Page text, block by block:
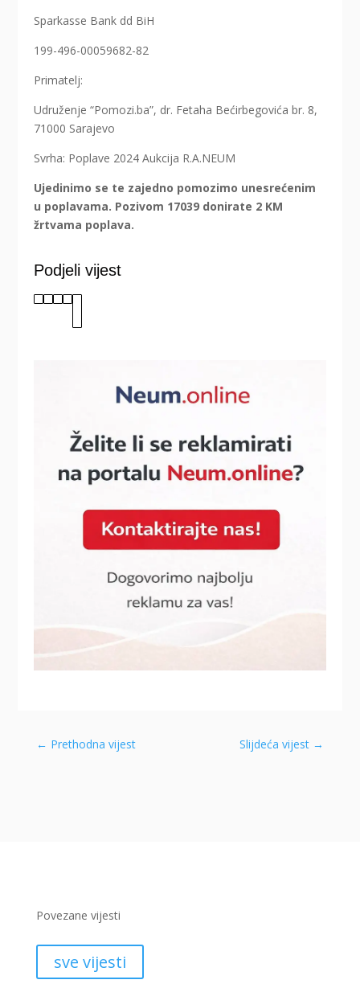
Sparkasse Bank dd BiH
199-496-00059682-82
Primatelj:
Udruženje “Pomozi.ba”, dr. Fetaha Bećirbegovića br. 8,
71000 Sarajevo
Svrha: Poplave 2024 Aukcija R.A.NEUM
Ujedinimo se te zajedno pomozimo unesrećenim
u poplavama. Pozivom 17039 donirate 2 KM
žrtvama poplava.
Podjeli vijest
← Prethodna vijest Slijdeća vijest →
Povezane vijesti
sve vijesti